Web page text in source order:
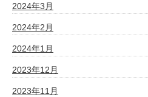
2024年3月
2024年2月
2024年1月
2023年12月
2023年11月